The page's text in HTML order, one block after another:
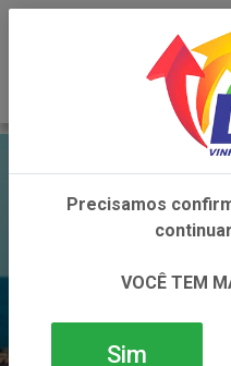
Precisamos
VOCÊ TEM
Sim